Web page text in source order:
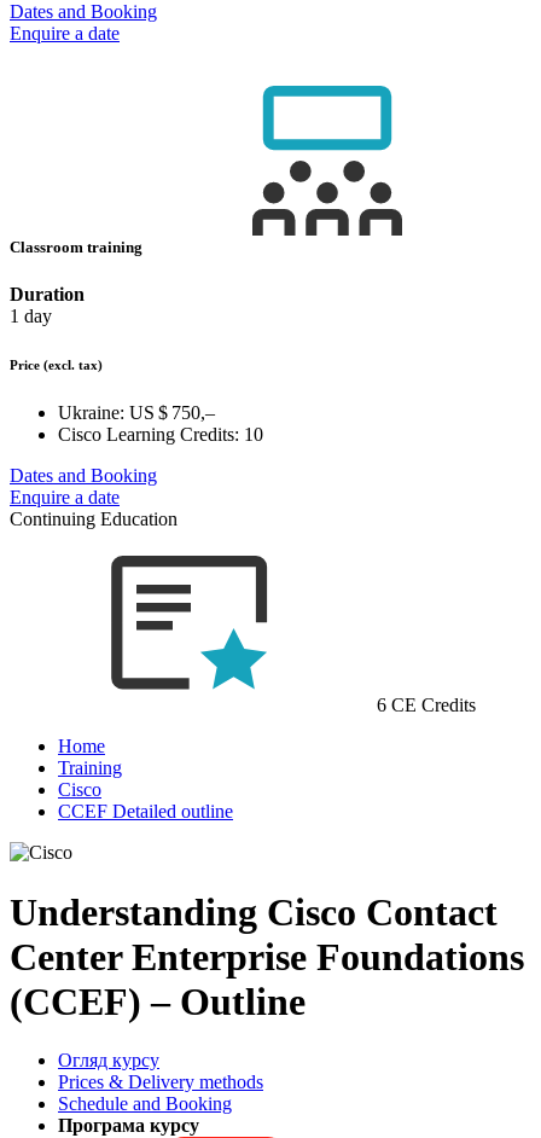
Dates and Booking
Enquire a date
Classroom training
Duration
1 day
Price (excl. tax)
Ukraine: US $ 750,–
Cisco Learning Credits: 10
Dates and Booking
Enquire a date
Continuing Education
6 CE Credits
Home
Training
Cisco
CCEF Detailed outline
Understanding Cisco Contact
Center Enterprise Foundations
(CCEF) – Outline
Огляд курсу
Prices & Delivery methods
Schedule and Booking
Програма курсу